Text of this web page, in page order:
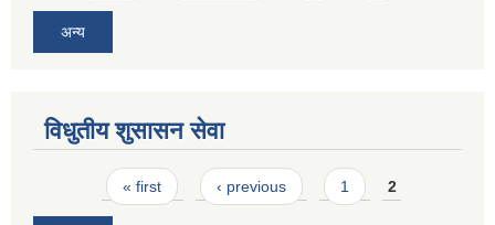
अन्य
विधुतीय शुसासन सेवा
Pages« first ‹ previous 1 2